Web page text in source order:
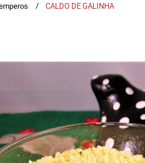
CALDO DE GALINHA